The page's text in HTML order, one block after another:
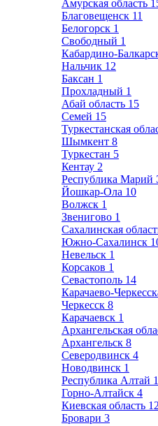
Амурская область
Благовещенск 11
Белогорск 1
Свободный 1
Кабардино-
Нальчик 12
Баксан 1
Прохладный 1
Абай область 15
Семей 15
Туркестанская
Шымкент 8
Туркестан 5
Кентау 2
Республика Марий
Йошкар-Ола 10
Волжск 1
Звенигово 1
Сахалинская
Южно-Сахалинск
Невельск 1
Корсаков 1
Севастополь 14
Карачаево-
Черкесск 8
Карачаевск 1
Архангельская
Архангельск 8
Северодвинск 4
Новодвинск 1
Республика Алтай
Горно-Алтайск 4
Киевская область 12
Бровари 3